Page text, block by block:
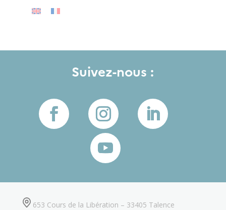
Suivez-nous :
653 Cours de la Libération – 33405 Talence